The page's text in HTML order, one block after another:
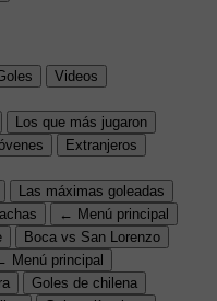
Videos
Los que más jugaron
Extranjeros
Las máximas goleadas
← Menú principal
Boca vs San Lorenzo
Menú principal
Goles de chilena